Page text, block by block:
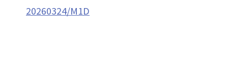
20260324/M1D